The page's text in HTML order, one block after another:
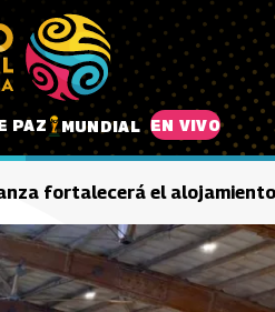
PAZ MUNDIAL EN VIVO
fortalecerá el